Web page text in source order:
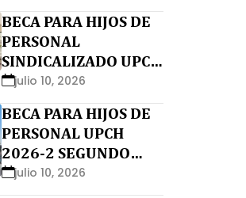
BECA PARA HIJOS DE
PERSONAL
SINDICALIZADO UPCH
2026-2 SEGUNDO
MOMENTO
julio 10, 2026
BECA PARA HIJOS DE
PERSONAL UPCH
2026-2 SEGUNDO
MOMENTO
julio 10, 2026